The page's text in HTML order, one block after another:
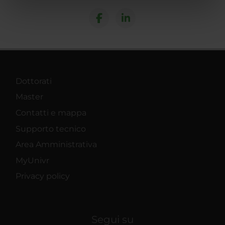
pubblicità e social media, i quali potrebbero combinarle
Dottorati
Master
Contatti e mappa
Supporto tecnico
Area Amministrativa
MyUnivr
Privacy policy
Segui su